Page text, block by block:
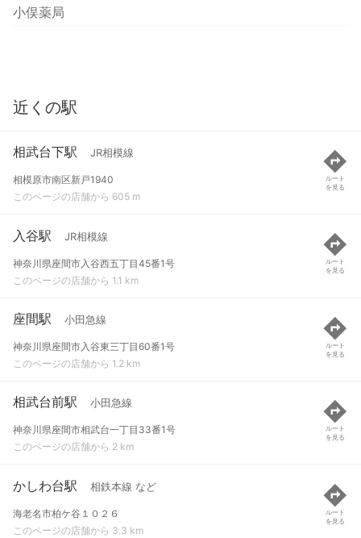
小俣薬局
近くの駅
相武台下駅 JR相模線
相模原市南区新戸1940
このページの店舗から 605 m
ルート
を見る
入谷駅 JR相模線
神奈川県座間市入谷西五丁目45番1号
このページの店舗から 1.1 km
ルート
を見る
座間駅 小田急線
神奈川県座間市入谷東三丁目60番1号
このページの店舗から 1.2 km
ルート
を見る
相武台前駅 小田急線
神奈川県座間市相武台一丁目33番1号
このページの店舗から 2 km
ルート
を見る
かしわ台駅 相鉄本線 など
海老名市柏ケ谷１０２６
このページの店舗から 3.3 km
ルート
を見る